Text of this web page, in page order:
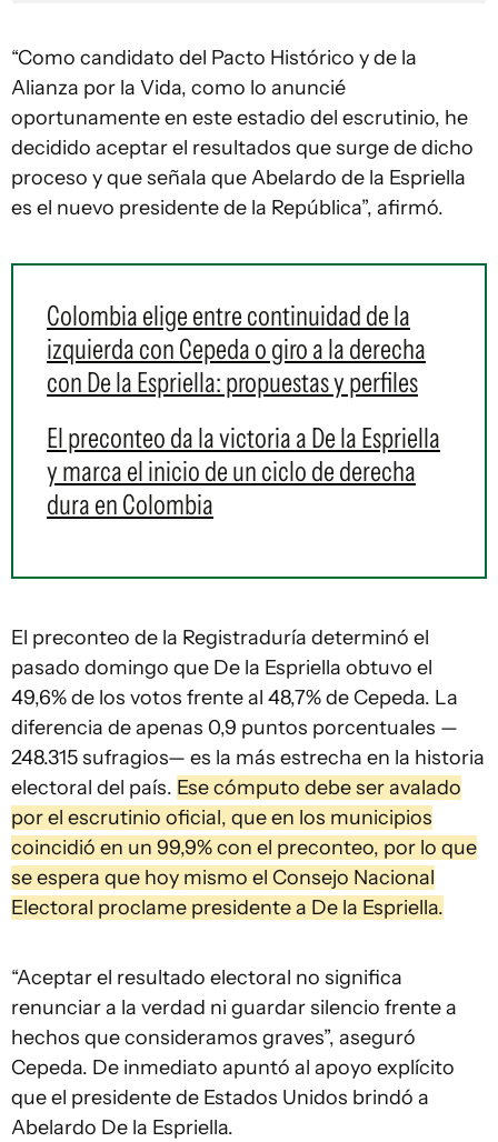
“Como candidato del Pacto Histórico y de la
Alianza por la Vida, como lo anuncié
oportunamente en este estadio del escrutinio, he
decidido aceptar el resultados que surge de dicho
proceso y que señala que Abelardo de la Espriella
es el nuevo presidente de la República”, afirmó.
Colombia elige entre continuidad de la
izquierda con Cepeda o giro a la derecha
con De la Espriella: propuestas y perfiles
El preconteo da la victoria a De la Espriella
y marca el inicio de un ciclo de derecha
dura en Colombia
El preconteo de la Registraduría determinó el
pasado domingo que De la Espriella obtuvo el
49,6% de los votos frente al 48,7% de Cepeda. La
diferencia de apenas 0,9 puntos porcentuales —
248.315 sufragios— es la más estrecha en la historia
electoral del país. Ese cómputo debe ser avalado
por el escrutinio oficial, que en los municipios
coincidió en un 99,9% con el preconteo, por lo que
se espera que hoy mismo el Consejo Nacional
Electoral proclame presidente a De la Espriella.
“Aceptar el resultado electoral no significa
renunciar a la verdad ni guardar silencio frente a
hechos que consideramos graves”, aseguró
Cepeda. De inmediato apuntó al apoyo explícito
que el presidente de Estados Unidos brindó a
Abelardo De la Espriella.